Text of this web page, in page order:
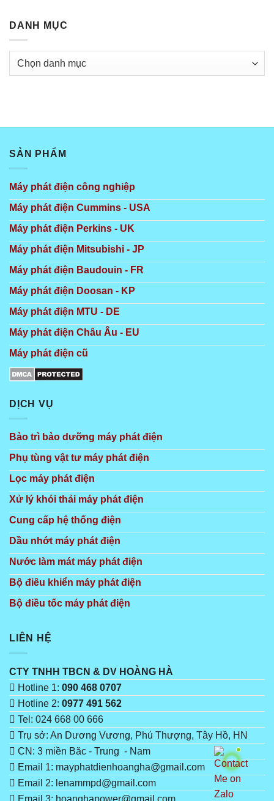
DANH MỤC
Danh
SẢN PHẨM
Máy phát điện công nghiệp
Máy phát điện Cummins - USA
Máy phát điện Perkins - UK
Máy phát điện Mitsubishi - JP
Máy phát điện Baudouin - FR
Máy phát điện Doosan - KP
Máy phát điện MTU - DE
Máy phát điện Châu Âu - EU
Máy phát điện cũ
DỊCH VỤ
Bảo trì bảo dưỡng máy phát điện
Phụ tùng vật tư máy phát điện
Lọc máy phát điện
Xử lý khói thải máy phát điện
Cung cấp hệ thống điện
Dầu nhớt máy phát điện
Nước làm mát máy phát điện
Bộ điêu khiển máy phát điện
Bộ điều tốc máy phát điện
LIÊN HỆ
CTY TNHH TBCN & DV HOÀNG HÀ
Hotline 1: 090 468 0707
Hotline 2: 0977 491 562
Tel: 024 668 00 666
Trụ sở: An Dương Vương, Phú Thượng, Tây Hồ, HN
CN: 3 miền Băc - Trung - Nam
Email 1: mayphatdienhoangha@gmail.com
Email 2: lenammpd@gmail.com
Email 3: hoanghapower@gmail.com